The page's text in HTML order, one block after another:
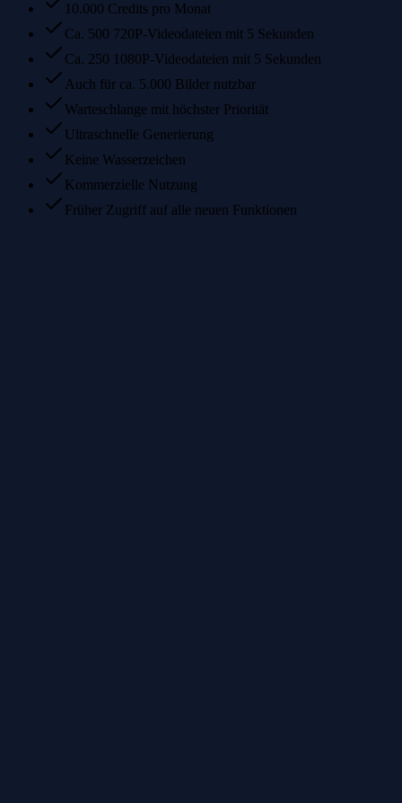
10.000 Credits pro Monat
Ca. 500 720P-Videodateien mit 5 Sekunden
Ca. 250 1080P-Videodateien mit 5 Sekunden
Auch für ca. 5.000 Bilder nutzbar
Warteschlange mit höchster Priorität
Ultraschnelle Generierung
Keine Wasserzeichen
Kommerzielle Nutzung
Früher Zugriff auf alle neuen Funktionen